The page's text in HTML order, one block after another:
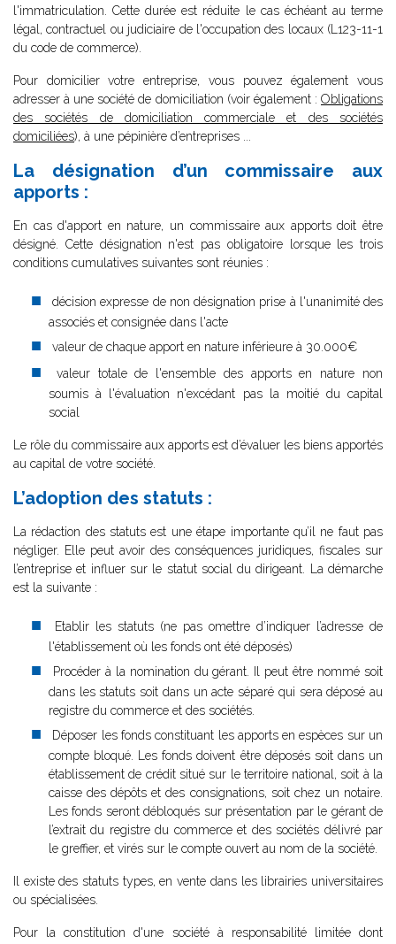
l'immatriculation. Cette durée est réduite le cas échéant au terme
légal, contractuel ou judiciaire de l'occupation des locaux (L123-11-1
du code de commerce).
Pour domicilier votre entreprise, vous pouvez également vous
adresser à une société de domiciliation (voir également : Obligations
des sociétés de domiciliation commerciale et des sociétés
domiciliées), à une pépinière d’entreprises ...
La désignation d’un commissaire aux
apports :
En cas d'apport en nature, un commissaire aux apports doit être
désigné. Cette désignation n'est pas obligatoire lorsque les trois
conditions cumulatives suivantes sont réunies :
décision expresse de non désignation prise à l'unanimité des
associés et consignée dans l'acte
valeur de chaque apport en nature inférieure à 30.000€
valeur totale de l'ensemble des apports en nature non
soumis à l'évaluation n'excédant pas la moitié du capital
social
Le rôle du commissaire aux apports est d’évaluer les biens apportés
au capital de votre société.
L’adoption des statuts :
La rédaction des statuts est une étape importante qu’il ne faut pas
négliger. Elle peut avoir des conséquences juridiques, fiscales sur
l’entreprise et influer sur le statut social du dirigeant. La démarche
est la suivante :
Etablir les statuts (ne pas omettre d’indiquer l’adresse de
l'établissement où les fonds ont été déposés)
Procéder à la nomination du gérant. Il peut être nommé soit
dans les statuts soit dans un acte séparé qui sera déposé au
registre du commerce et des sociétés.
Déposer les fonds constituant les apports en espèces sur un
compte bloqué. Les fonds doivent être déposés soit dans un
établissement de crédit situé sur le territoire national, soit à la
caisse des dépôts et des consignations, soit chez un notaire.
Les fonds seront débloqués sur présentation par le gérant de
l’extrait du registre du commerce et des sociétés délivré par
le greffier, et virés sur le compte ouvert au nom de la société.
Il existe des statuts types, en vente dans les librairies universitaires
ou spécialisées.
Pour la constitution d'une société à responsabilité limitée dont